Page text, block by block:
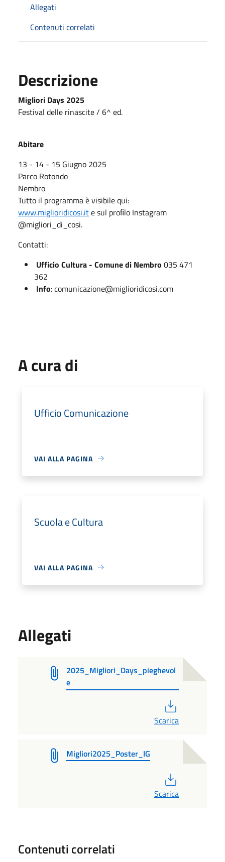
Allegati
Contenuti correlati
Descrizione
Migliori Days 2025
Festival delle rinascite / 6^ ed.​
Abitare
13 - 14 - 15 Giugno 2025
Parco Rotondo
Nembro
Tutto il programma è visibile qui:
www.miglioridicosi.ite sul proﬁlo Instagram
@migliori_di_cosi.
Contatti:
Ufficio Cultura - Comune di Nembro 035 471
362
Info: comunicazione@miglioridicosi.com
A cura di
Ufficio Comunicazione
VAI ALLA PAGINA
Scuola e Cultura
VAI ALLA PAGINA
Allegati
2025_Migliori_Days_pieghevol
e
Scarica
Migliori2025_Poster_IG
Scarica
Contenuti correlati